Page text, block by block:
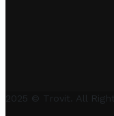
2025 © Trovit. All